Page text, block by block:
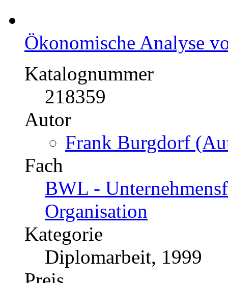
Ökonomische Analyse
Katalognummer
218359
Autor
Frank Burgdorf
Fach
BWL -
Organisation
Kategorie
Diplomarbeit, 1999